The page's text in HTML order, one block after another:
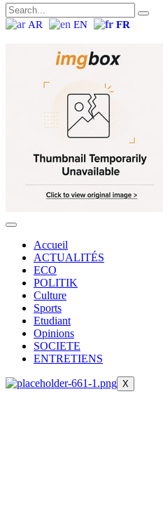
AR EN FR
Accueil
ACTUALITÉS
ECO
POLITIK
Culture
Sports
Etudiant
Opinions
SOCIETE
ENTRETIENS
X